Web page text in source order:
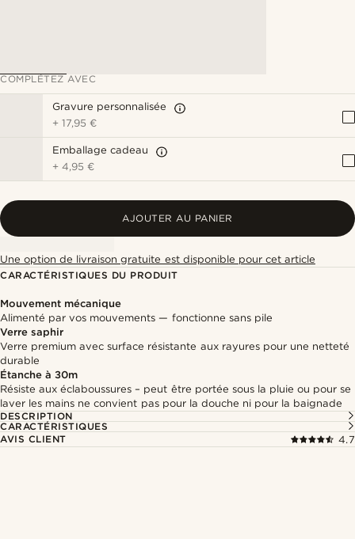
COMPLÉTEZ AVEC
Gravure personnalisée
+17,95 €
Emballage cadeau
+4,95 €
AJOUTER AU PANIER
Une option de livraison gratuite est disponible pour cet article
CARACTÉRISTIQUES DU PRODUIT
Mouvement mécanique
Alimenté par vos mouvements — fonctionne sans pile
Verre saphir
Verre premium avec surface résistante aux rayures pour une netteté
durable
Étanche à 30m
Résiste aux éclaboussures – peut être portée sous la pluie ou pour se
laver les mains ne convient pas pour la douche ni pour la baignade
DESCRIPTION
CARACTÉRISTIQUES
AVIS CLIENT
4.7